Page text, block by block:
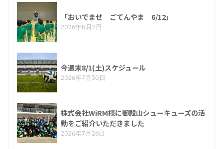
「おいでませ ごてんやま 6/12」
2026年8月2日
今週末8/1(土)スケジュール
2026年7月30日
株式会社WiRM様に御殿山シューキューズの活
動をご紹介いただきました
2026年7月26日